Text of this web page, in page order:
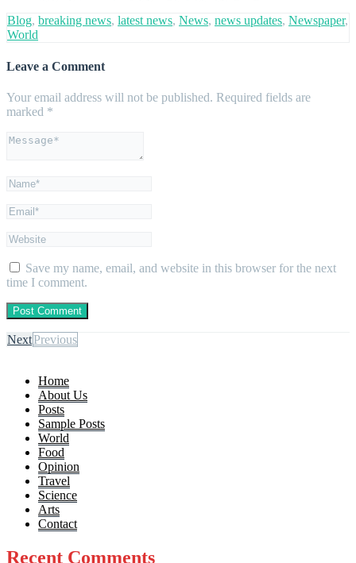
Blog, breaking news, latest news, News, news updates, Newspaper,
World
Leave a Comment
Your email address will not be published. Required fields are
marked *
Save my name, email, and website in this browser for the next
time I comment.
NextPrevious
Home
About Us
Posts
Sample Posts
World
Food
Opinion
Travel
Science
Arts
Contact
Recent Comments